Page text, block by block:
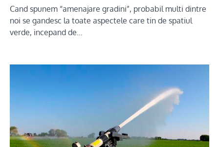
Cand spunem “amenajare gradini”, probabil multi dintre
noi se gandesc la toate aspectele care tin de spatiul
verde, incepand de…